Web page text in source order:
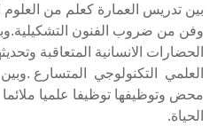
بين تدريس العمارة كعلم من العلوم
وفن من ضروب الفنون
الحضارات الانسانية المتعاقبة
العلمي التكنولوجي المتسارع
محض وتوظيفها توظيفا علميا
الحياة.